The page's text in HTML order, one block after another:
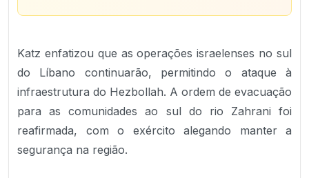
Katz enfatizou que as operações israelenses no sul
do Líbano continuarão, permitindo o ataque à
infraestrutura do Hezbollah. A ordem de evacuação
para as comunidades ao sul do rio Zahrani foi
reafirmada, com o exército alegando manter a
segurança na região.